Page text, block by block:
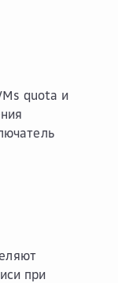
quota и
при